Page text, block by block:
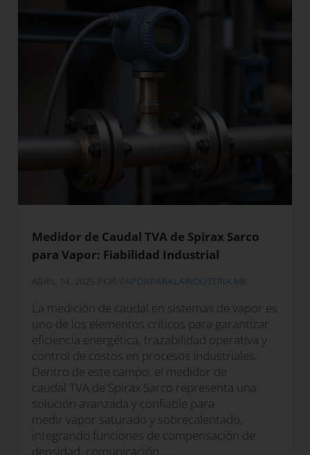
Medidor de Caudal TVA de Spirax Sarco
para Vapor: Fiabilidad Industrial
ABRIL 14, 2025 PORVAPORPARALAINDUSTRIA.MK
La medición de caudal en sistemas de vapor es
uno de los elementos críticos para garantizar
eficiencia energética, trazabilidad operativa y
control de costos en procesos industriales.
Dentro de este campo, el medidor de
caudal TVA de Spirax Sarco representa una
solución avanzada y confiable para
medir vapor saturado y sobrecalentado,
integrando funciones de compensación de
densidad, comunicación …